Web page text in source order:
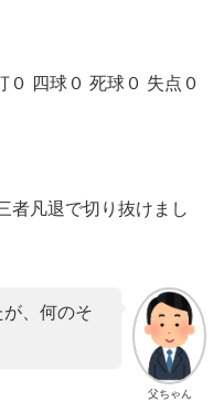
０ 四球０ 死球０ 失点０
者凡退で切り抜けまし
父ちゃん
、何のそ